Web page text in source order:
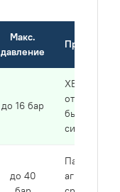
Макс.
давление
до 16 бар
ХВС, ГВС,
отопление,
бытовые
системы
до 40
Пар,